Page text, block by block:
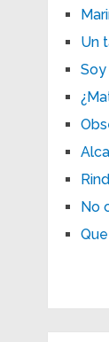
Un
No